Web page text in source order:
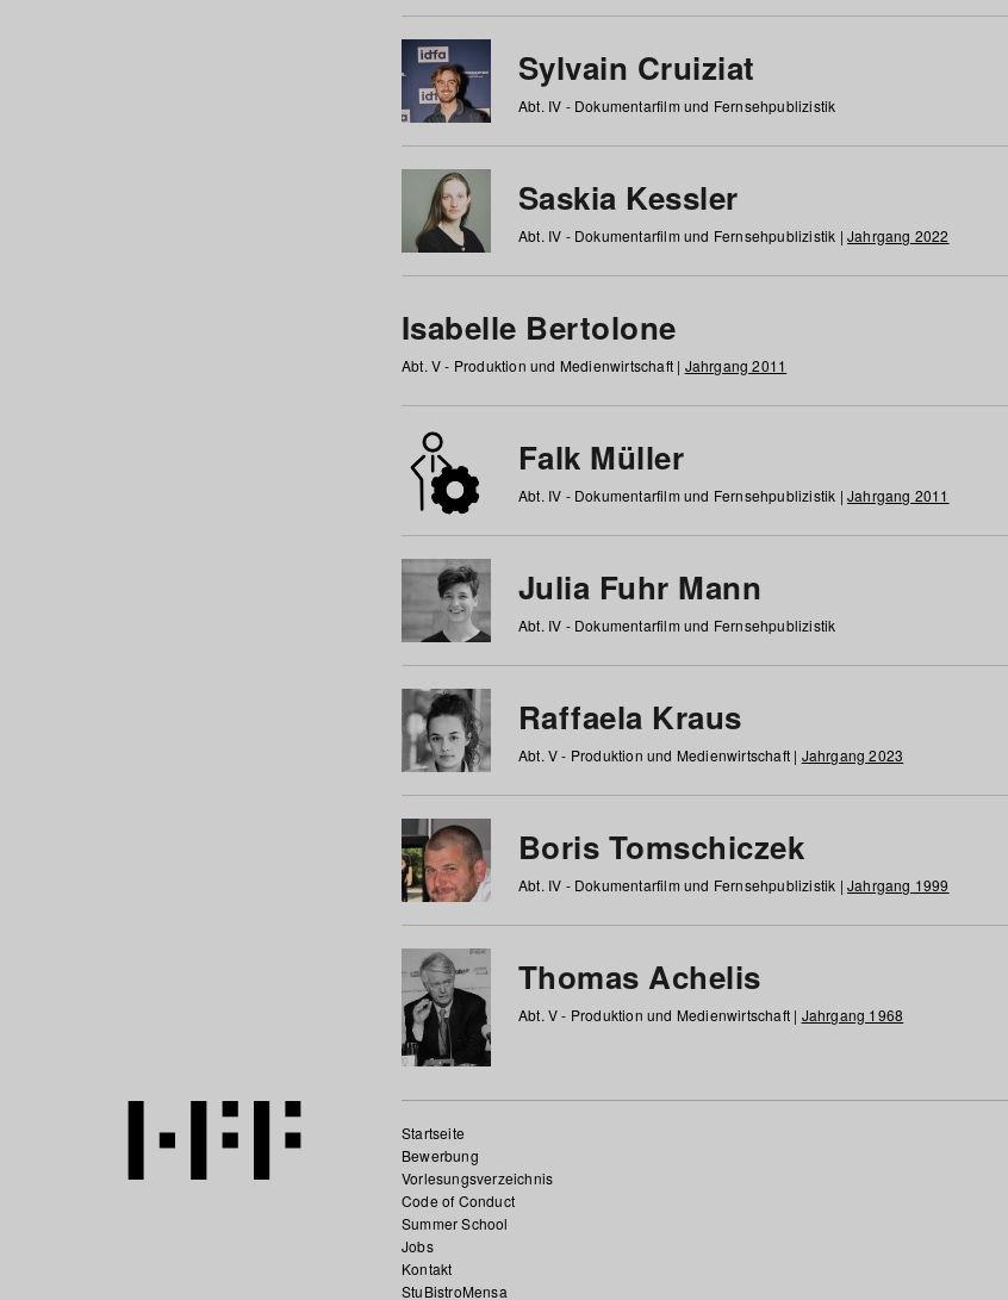
Sylvain Cruiziat
Abt. IV - Dokumentarfilm und Fernsehpublizistik
Saskia Kessler
Abt. IV - Dokumentarfilm und Fernsehpublizistik | Jahrgang 2022
Isabelle Bertolone
Abt. V - Produktion und Medienwirtschaft | Jahrgang 2011
Falk Müller
Abt. IV - Dokumentarfilm und Fernsehpublizistik | Jahrgang 2011
Julia Fuhr Mann
Abt. IV - Dokumentarfilm und Fernsehpublizistik
Raffaela Kraus
Abt. V - Produktion und Medienwirtschaft | Jahrgang 2023
Boris Tomschiczek
Abt. IV - Dokumentarfilm und Fernsehpublizistik | Jahrgang 1999
Thomas Achelis
Abt. V - Produktion und Medienwirtschaft | Jahrgang 1968
Startseite
Bewerbung
Vorlesungsverzeichnis
Code of Conduct
Summer School
Jobs
Kontakt
StuBistroMensa